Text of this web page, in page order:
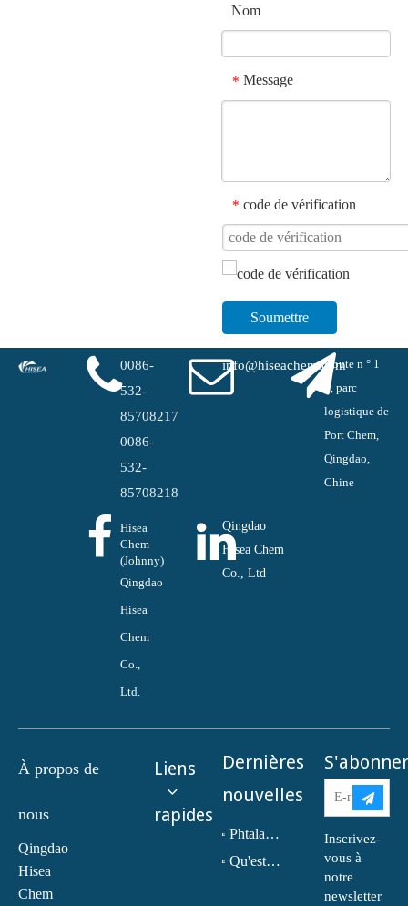
Nom
* Message
* code de vérification
Soumettre
0086-
532-
85708217
0086-
532-
85708218
info@hiseachem.comRoute n ° 1
#, parc
logistique de
Port Chem,
Qingdao,
Chine
Hisea
Chem
(Johnny)
Qingdao
Hisea
Chem
Co.,
Ltd.
Qingdao
Hisea Chem
Co., Ltd
À propos de
nous
Qingdao
Hisea
Chem
Liens
rapides
Dernières
nouvelles
Phtalate de dioctyle (DOP) N° CAS : 117-81-7
Qu'est-ce que la monoéthanolamine (MEA) ?
S'abonner
Inscrivez-
vous à
notre
newsletter